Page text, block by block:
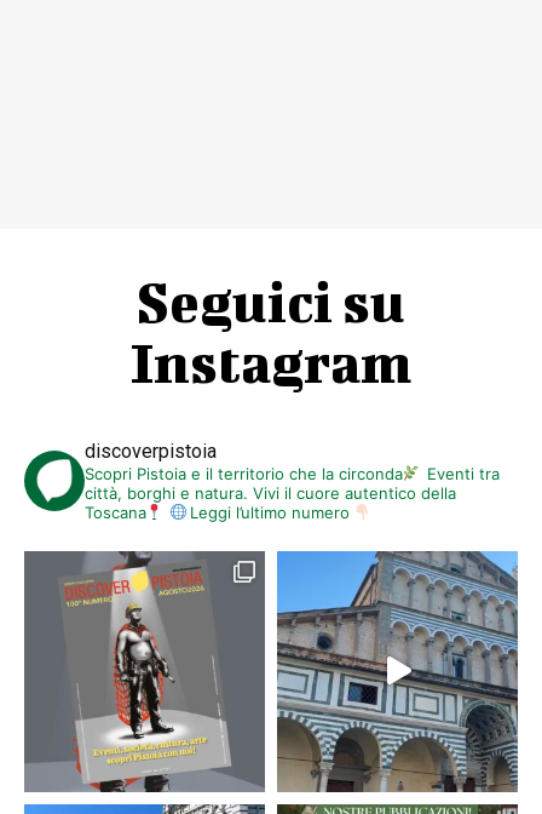
Seguici su
Instagram
discoverpistoia
Scopri Pistoia e il territorio che la circonda
Eventi tra
città, borghi e natura. Vivi il cuore autentico della
Toscana
Leggi l’ultimo numero